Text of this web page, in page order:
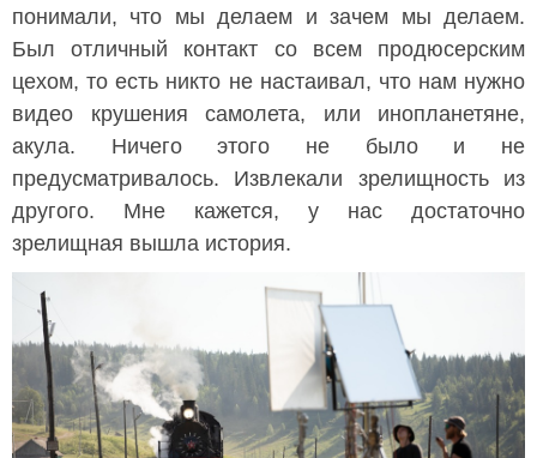
понимали, что мы делаем и зачем мы делаем.
Был отличный контакт со всем продюсерским
цехом, то есть никто не настаивал, что нам нужно
видео крушения самолета, или инопланетяне,
акула. Ничего этого не было и не
предусматривалось. Извлекали зрелищность из
другого. Мне кажется, у нас достаточно
зрелищная вышла история.